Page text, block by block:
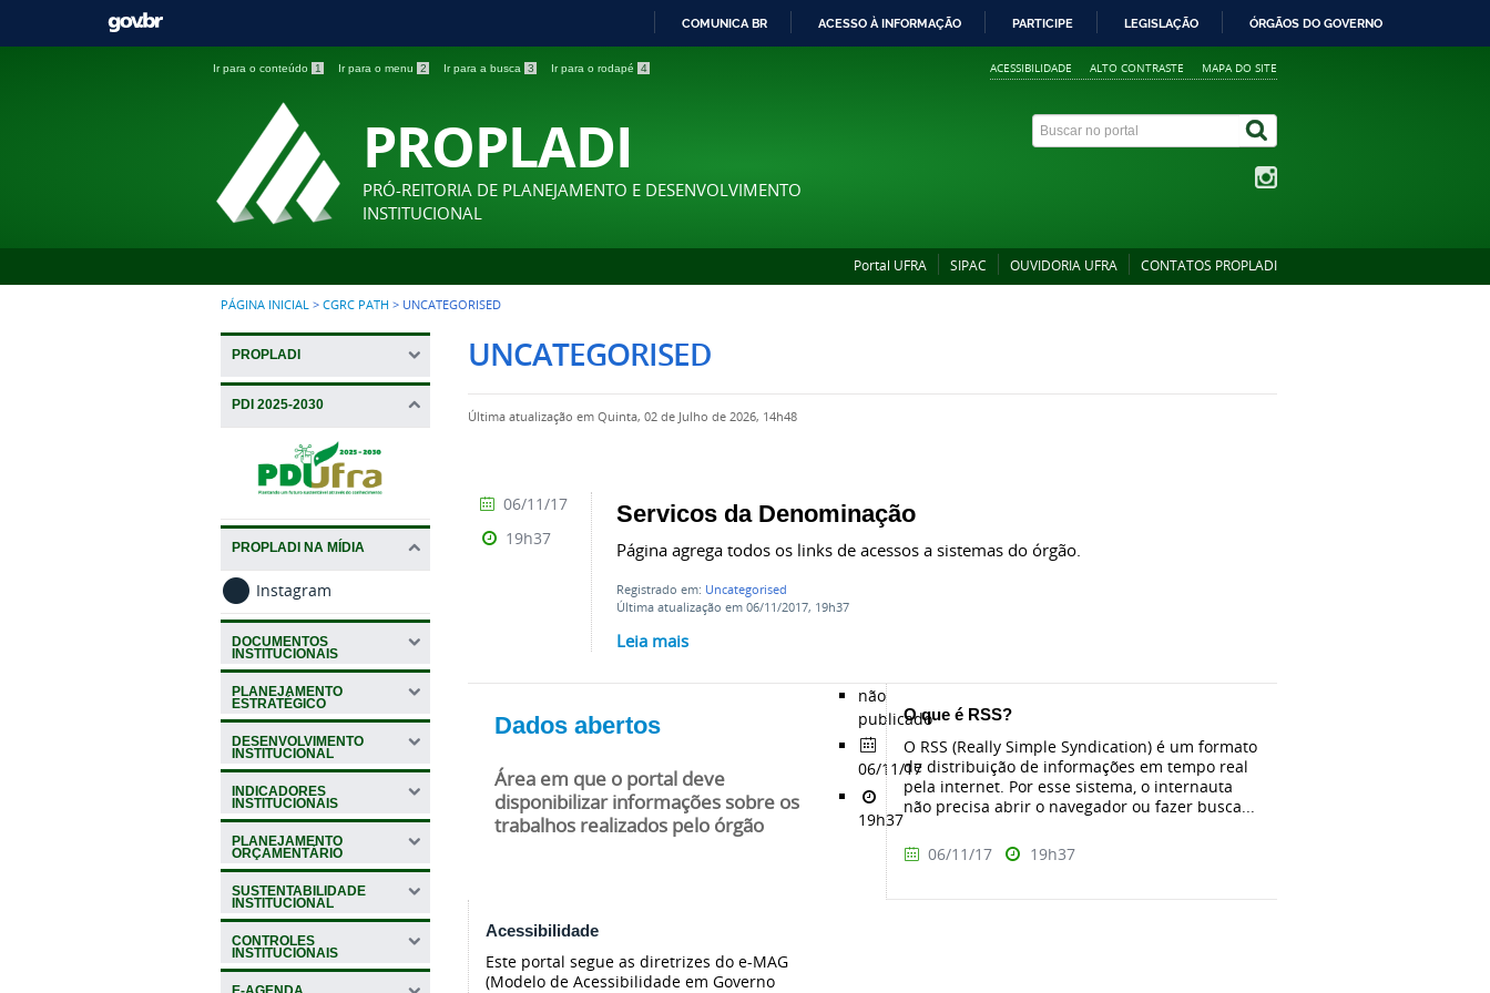
COMUNICA BR ACESSO À INFORMAÇÃO PARTICIPE LEGISLAÇÃO ÓRGÃOS DO GOVERNO
Ir para o conteúdo 1 Ir para o menu 2 Ir para a busca 3 Ir para o rodapé 4 ACESSIBILIDADE ALTO CONTRASTE MAPA DO SITE
PROPLADI
PRÓ-REITORIA DE PLANEJAMENTO E DESENVOLVIMENTO
INSTITUCIONAL
Portal UFRA SIPAC OUVIDORIA UFRA CONTATOS PROPLADI
PÁGINA INICIAL > CGRC PATH > UNCATEGORISED
PROPLADI
PDI 2025-2030
PROPLADI NA MÍDIA
Instagram
DOCUMENTOS
INSTITUCIONAIS
PLANEJAMENTO
ESTRATÉGICO
DESENVOLVIMENTO
INSTITUCIONAL
INDICADORES
INSTITUCIONAIS
PLANEJAMENTO
ORÇAMENTÁRIO
SUSTENTABILIDADE
INSTITUCIONAL
CONTROLES
INSTITUCIONAIS
UNCATEGORISED
Última atualização em Quinta, 02 de Julho de 2026, 14h48
Servicos da Denominação
Página agrega todos os links de acessos a sistemas do órgão.
Registrado em: Uncategorised
Última atualização em 06/11/2017, 19h37
Leia mais
06/11/17
19h37
Dados abertos
Área em que o portal deve
disponibilizar informações sobre os
trabalhos realizados pelo órgão
não
publicado
06/11/17
19h37
O que é RSS?
O RSS (Really Simple Syndication) é um formato
de distribuição de informações em tempo real
pela internet. Por esse sistema, o internauta
não precisa abrir o navegador ou fazer busca...
06/11/17 19h37
Acessibilidade
Este portal segue as diretrizes do e-MAG
(Modelo de Acessibilidade em Governo